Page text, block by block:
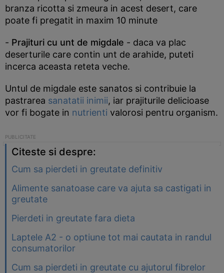
branza ricotta si zmeura in acest desert, care
poate fi pregatit in maxim 10 minute
- Prajituri cu unt de migdale - daca va plac
deserturile care contin unt de arahide, puteti
incerca aceasta reteta veche.
Untul de migdale este sanatos si contribuie la
pastrarea sanatatii inimii, iar prajiturile delicioase
vor fi bogate in nutrienti valorosi pentru organism.
Citeste si despre:
Cum sa pierdeti in greutate definitiv
Alimente sanatoase care va ajuta sa castigati in
greutate
Pierdeti in greutate fara dieta
Laptele A2 - o optiune tot mai cautata in randul
consumatorilor
Cum sa pierdeti in greutate cu ajutorul fibrelor